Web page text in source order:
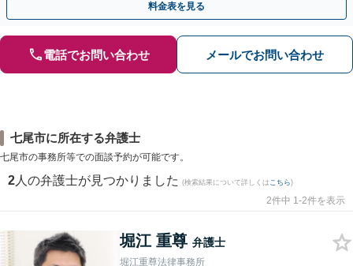
料金表を見る
電話でお問い合わせ メールでお問い合わせ
七尾市に所在する弁護士
七尾市の事務所等での面談予約が可能です。
2 人の弁護士が見つかりました (検索結果について詳しくは こちら)
2件中 1-2件を表示
堀江 重尊 弁護士
堀江重尊法律事務所